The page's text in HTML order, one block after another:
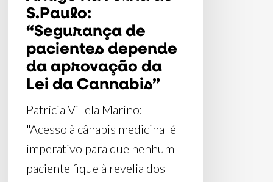
aprovação
S.Paulo:
“Segurança de
pacientes depende
da aprovação da
Lei da Cannabis”
Patrícia Villela Marino:
"Acesso à cânabis medicinal é
imperativo para que nenhum
paciente fique à revelia dos